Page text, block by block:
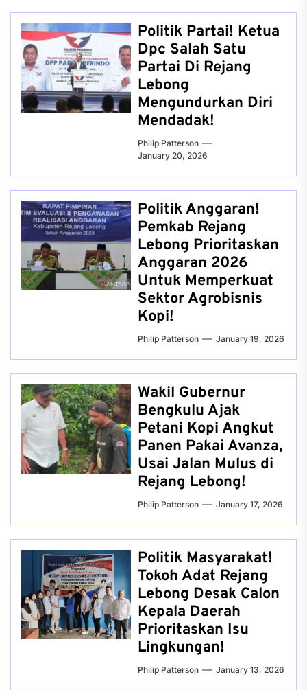
Politik Partai! Ketua
Dpc Salah Satu
Partai Di Rejang
Lebong
Mengundurkan Diri
Mendadak!
Philip Patterson
January 20, 2026
Politik Anggaran!
Pemkab Rejang
Lebong Prioritaskan
Anggaran 2026
Untuk Memperkuat
Sektor Agrobisnis
Kopi!
Philip Patterson January 19, 2026
Wakil Gubernur
Bengkulu Ajak
Petani Kopi Angkut
Panen Pakai Avanza,
Usai Jalan Mulus di
Rejang Lebong!
Philip Patterson January 17, 2026
Politik Masyarakat!
Tokoh Adat Rejang
Lebong Desak Calon
Kepala Daerah
Prioritaskan Isu
Lingkungan!
Philip Patterson January 13, 2026